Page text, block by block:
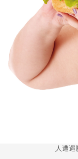
人遭遇